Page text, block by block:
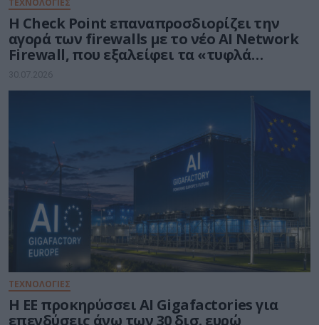
Η Check Point επαναπροσδιορίζει την
αγορά των firewalls με το νέο AI Network
Firewall, που εξαλείφει τα «τυφλά
σημεία» της Τεχνητής Νοημοσύνης σε
κάθε δίκτυο
30.07.2026
ΤΕΧΝΟΛΟΓΙΕΣ
Η ΕΕ προκηρύσσει AI Gigafactories για
επενδύσεις άνω των 30 δισ. ευρώ